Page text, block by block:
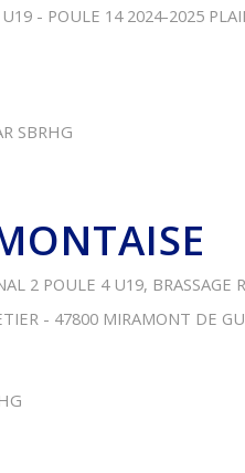
U19 - POULE 14 2024-2025
SBRHG
2 POULE 4 U19, BRASSAGE
- 47800 MIRAMONT DE